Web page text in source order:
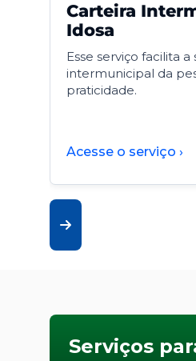
Carteira
Idosa
Esse serviço facilita
intermunicipal da
praticidade.
Acesse o serviço ›
Serviços